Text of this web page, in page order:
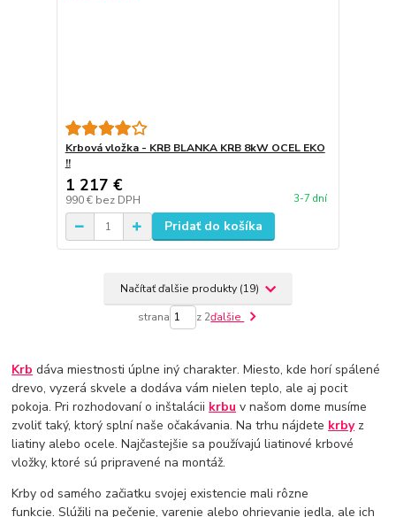
Krbová vložka - KRB BLANKA KRB 8kW OCEL EKO
!!
1 217 €
990 € bez DPH 3-7 dní
Pridať do košíka
Načítať ďalšie produkty (19)
strana z 2ďalšie
Krb dáva miestnosti úplne iný charakter. Miesto, kde horí spálené
drevo, vyzerá skvele a dodáva vám nielen teplo, ale aj pocit
pokoja. Pri rozhodovaní o inštalácii krbu v našom dome musíme
zvoliť taký, ktorý splní naše očakávania. Na trhu nájdete krbyz
liatiny alebo ocele. Najčastejšie sa používajú liatinové krbové
vložky, ktoré sú pripravené na montáž.
Krby od samého začiatku svojej existencie mali rôzne
funkcie. Slúžili na pečenie, varenie alebo ohrievanie jedla, ale ich